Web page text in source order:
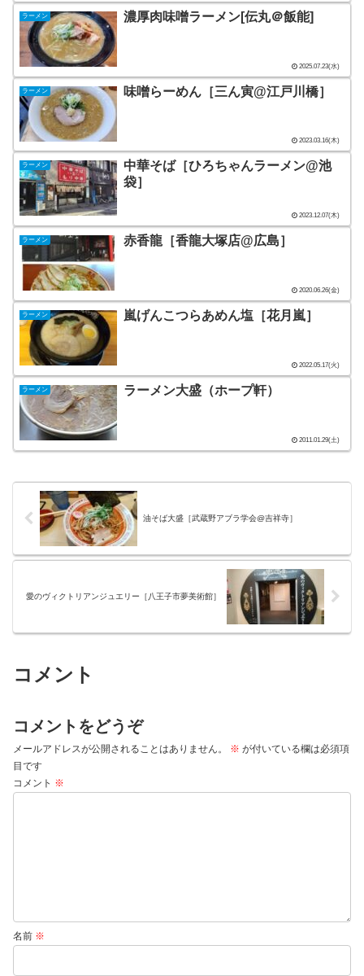
ラーメン 濃厚肉味噌ラーメン[伝丸＠飯能]
2025.07.23(水)
ラーメン 味噌らーめん［三ん寅@江戸川橋］
2023.03.16(木)
ラーメン
中華そば［ひろちゃんラーメン@池
袋］
2023.12.07(木)
ラーメン 赤香龍［香龍大塚店@広島］
2020.06.26(金)
ラーメン 嵐げんこつらあめん塩［花月嵐］
2022.05.17(火)
ラーメン ラーメン大盛（ホープ軒）
2011.01.29(土)
油そば大盛［武蔵野アブラ学会@吉祥寺］
愛のヴィクトリアンジュエリー［八王子市夢美術館］
コメント
コメントをどうぞ
メールアドレスが公開されることはありません。 ※ が付いている欄は必須項
目です
コメント ※
名前 ※